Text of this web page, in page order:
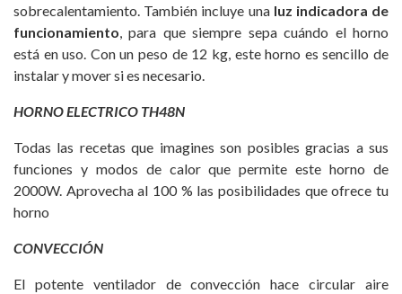
sobrecalentamiento. También incluye una luz indicadora de
funcionamiento, para que siempre sepa cuándo el horno
está en uso. Con un peso de 12 kg, este horno es sencillo de
instalar y mover si es necesario.
HORNO ELECTRICO TH48N
Todas las recetas que imagines son posibles gracias a sus
funciones y modos de calor que permite este horno de
2000W. Aprovecha al 100 % las posibilidades que ofrece tu
horno
CONVECCIÓN
El potente ventilador de convección hace circular aire